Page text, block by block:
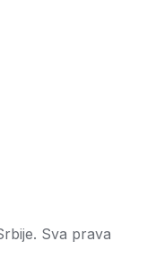
Sva prava